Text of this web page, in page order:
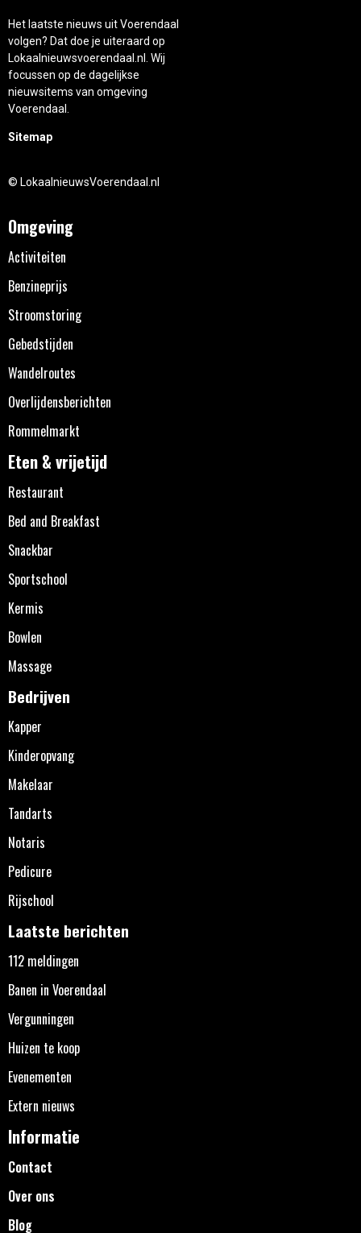
Het laatste nieuws uit Voerendaal
volgen? Dat doe je uiteraard op
Lokaalnieuwsvoerendaal.nl. Wij
focussen op de dagelijkse
nieuwsitems van omgeving
Voerendaal.
Sitemap
© LokaalnieuwsVoerendaal.nl
Omgeving
Activiteiten
Benzineprijs
Stroomstoring
Gebedstijden
Wandelroutes
Overlijdensberichten
Rommelmarkt
Eten & vrijetijd
Restaurant
Bed and Breakfast
Snackbar
Sportschool
Kermis
Bowlen
Massage
Bedrijven
Kapper
Kinderopvang
Makelaar
Tandarts
Notaris
Pedicure
Rijschool
Laatste berichten
112 meldingen
Banen in Voerendaal
Vergunningen
Huizen te koop
Evenementen
Extern nieuws
Informatie
Contact
Over ons
Blog